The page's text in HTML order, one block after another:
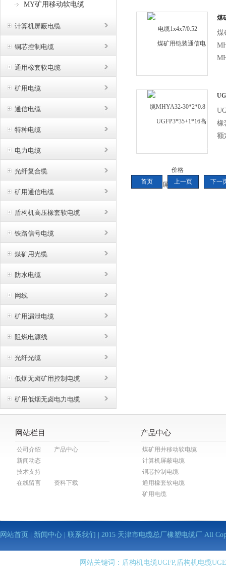
MY矿用移动软电缆
计算机屏蔽电缆
铜芯控制电缆
通用橡套软电缆
矿用电缆
通信电缆
特种电缆
电力电缆
光纤复合缆
矿用通信电缆
盾构机高压橡套软电缆
铁路信号电缆
煤矿用光缆
防水电缆
网线
矿用漏泄电缆
阻燃电源线
光纤光缆
低烟无卤矿用控制电缆
矿用低烟无卤电力电缆
煤
煤
铠
电
橡
额
皮
首页 上一页 下一
网站栏目
公司介绍
产品中心
新闻动态
技术支持
在线留言
资料下载
产品中心
煤矿用井移动软电缆
计算机屏蔽电缆
铜芯控制电缆
通用橡套软电缆
矿用电缆
网站首页 新闻中心 联系我们 | 2015 天津市电缆总厂橡塑电缆厂 All
网站关键词：盾构机电缆UGFP,盾构机电缆